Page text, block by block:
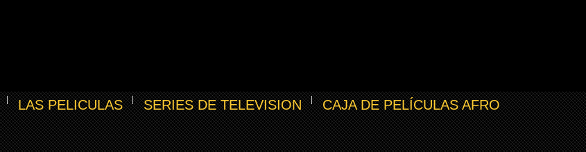
LAS PELICULAS SERIES DE TELEVISION CAJA DE PELÍCULAS AFRO